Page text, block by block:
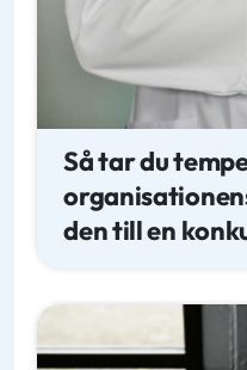
Så tar du
den till en